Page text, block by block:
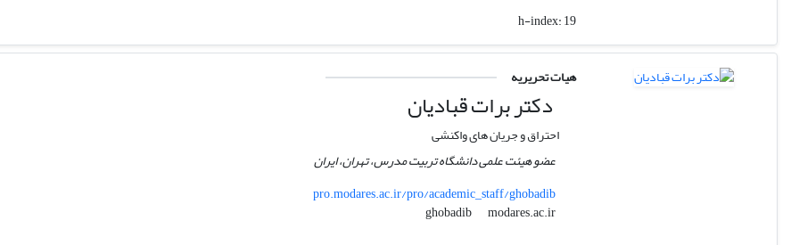
h-index:19
هیات تحریریه
دکتر برات قبادیان
احتراق و جریان های واکنشی
عضو هیئت علمی دانشگاه تربیت مدرس، تهران، ایران
pro.modares.ac.ir/pro/academic_staff/ghobadib
ghobadib
modares.ac.ir